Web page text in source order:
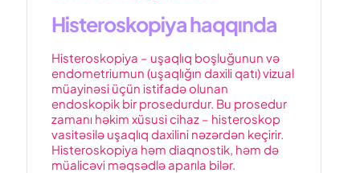
Histeroskopiya haqqında
Histeroskopiya – uşaqlıq boşluğunun və
endometriumun (uşaqlığın daxili qatı) vizual
müayinəsi üçün istifadə olunan
endoskopik bir prosedurdur. Bu prosedur
zamanı həkim xüsusi cihaz – histeroskop
vasitəsilə uşaqlıq daxilini nəzərdən keçirir.
Histeroskopiya həm diaqnostik, həm də
müalicəvi məqsədlə aparıla bilər.